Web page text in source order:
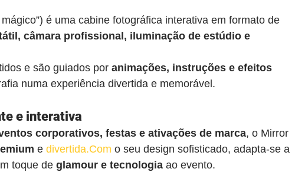
mágico”) é uma cabine fotográfica interativa em formato de
câmara profissional, iluminação de estúdio e
e são guiados por animações, instruções e efeitos
numa experiência divertida e memorável.
e interativa
corporativos, festas e ativações de marca, o Mirror
e divertida.Com o seu design sofisticado, adapta-se a
toque de glamour e tecnologia ao evento.